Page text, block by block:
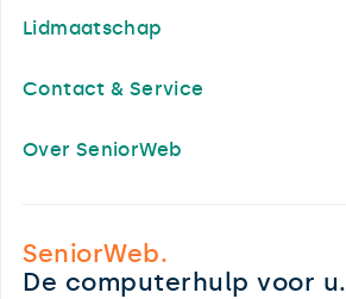
Lidmaatschap
Contact & Service
Over SeniorWeb
SeniorWeb.
De computerhulp voor u.